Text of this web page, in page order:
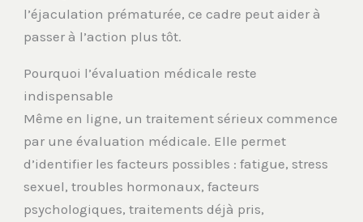
l’éjaculation prématurée, ce cadre peut aider à
passer à l’action plus tôt.
Pourquoi l’évaluation médicale reste
indispensable
Même en ligne, un traitement sérieux commence
par une évaluation médicale. Elle permet
d’identifier les facteurs possibles : fatigue, stress
sexuel, troubles hormonaux, facteurs
psychologiques, traitements déjà pris,